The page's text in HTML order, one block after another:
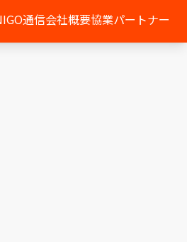
通信会社概要協業パートナー